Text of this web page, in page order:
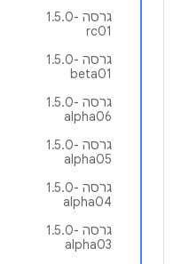
גרסה ‎1.5.0-
rc01
גרסה ‎1.5.0-
beta01
גרסה ‎1.5.0-
alpha06
גרסה ‎1.5.0-
alpha05
גרסה ‎1.5.0-
alpha04
גרסה ‎1.5.0-
alpha03